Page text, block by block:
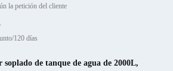
la petición del cliente
120 días
de tanque de agua de 2000L,